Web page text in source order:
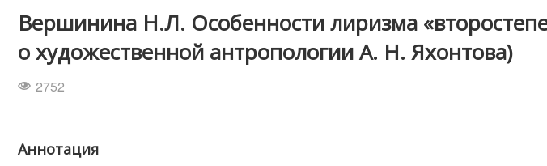
Вершинина Н.Л. Особенности лиризма
о художественной антропологии А. Н. Яхонтова)
2752
Аннотация